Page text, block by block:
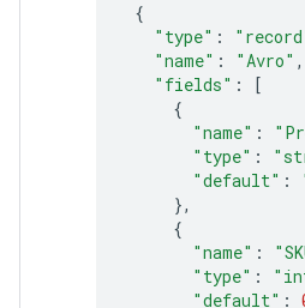
{
"type" :
"name" : "Avro" ,
"fields" :
[
{
"name" :
"type" :
"default" :
},
{
"name" :
"type" :
"default" :